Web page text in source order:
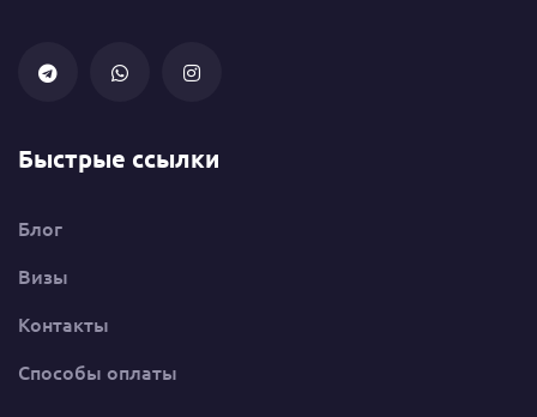
Быстрые ссылки
Блог
Визы
Контакты
Способы оплаты